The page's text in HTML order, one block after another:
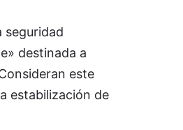
seguridad
destinada a
este
estabilización de